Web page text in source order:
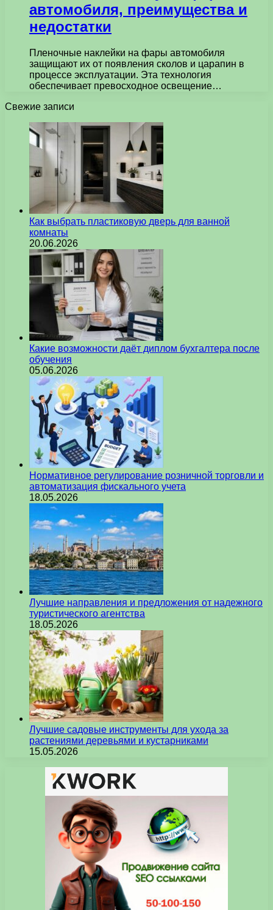
автомобиля, преимущества и
недостатки
Пленочные наклейки на фары автомобиля
защищают их от появления сколов и царапин в
процессе эксплуатации. Эта технология
обеспечивает превосходное освещение…
Свежие записи
Как выбрать пластиковую дверь для ванной
комнаты
20.06.2026
Какие возможности даёт диплом бухгалтера после
обучения
05.06.2026
Нормативное регулирование розничной торговли и
автоматизация фискального учета
18.05.2026
Лучшие направления и предложения от надежного
туристического агентства
18.05.2026
Лучшие садовые инструменты для ухода за
растениями деревьями и кустарниками
15.05.2026